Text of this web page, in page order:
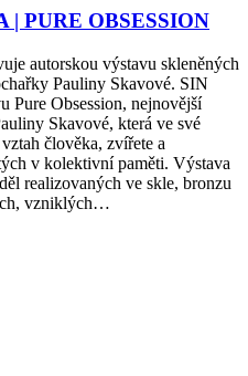
| PURE OBSESSION
autorskou výstavu skleněných
Pauliny Skavové. SIN
Pure Obsession, nejnovější
Skavové, která ve své
člověka, zvířete a
v kolektivní paměti. Výstava
realizovaných ve skle, bronzu
vzniklých…